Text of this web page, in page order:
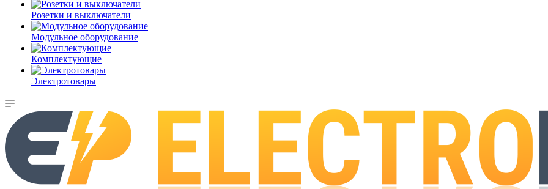
Розетки и выключатели
Модульное оборудование
Комплектующие
Электротовары